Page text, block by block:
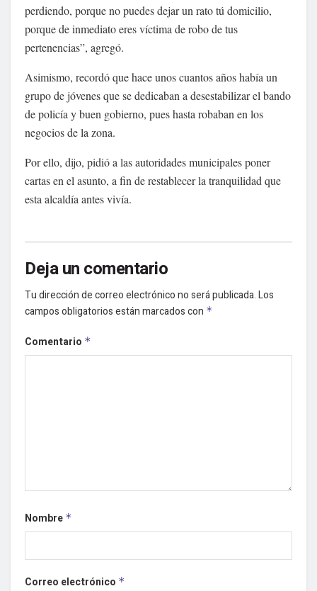
perdiendo, porque no puedes dejar un rato tú domicilio,
porque de inmediato eres víctima de robo de tus
pertenencias”, agregó.
Asimismo, recordó que hace unos cuantos años había un
grupo de jóvenes que se dedicaban a desestabilizar el bando
de policía y buen gobierno, pues hasta robaban en los
negocios de la zona.
Por ello, dijo, pidió a las autoridades municipales poner
cartas en el asunto, a fin de restablecer la tranquilidad que
esta alcaldía antes vivía.
Deja un comentario
Tu dirección de correo electrónico no será publicada.Los
campos obligatorios están marcados con *
Comentario *
Nombre *
Correo electrónico *